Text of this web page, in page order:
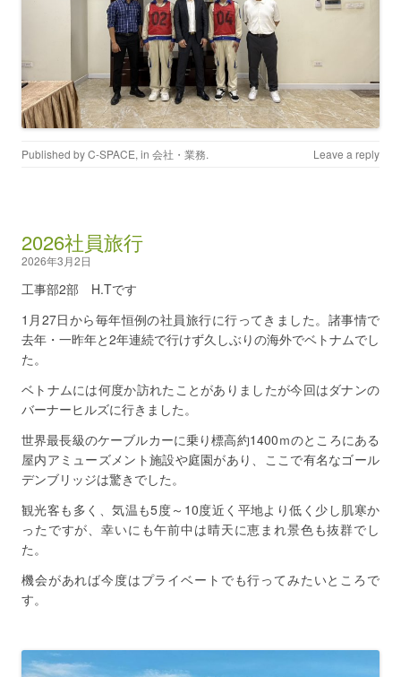
Published byC-SPACE, in 会社・業務. Leave a reply
2026社員旅行
2026年3月2日
工事部2部 H.Tです
1月27日から毎年恒例の社員旅行に行ってきました。諸事情で
去年・一昨年と2年連続で行けず久しぶりの海外でベトナムでし
た。
ベトナムには何度か訪れたことがありましたが今回はダナンの
バーナーヒルズに行きました。
世界最長級のケーブルカーに乗り標高約1400ｍのところにある
屋内アミューズメント施設や庭園があり、ここで有名なゴール
デンブリッジは驚きでした。
観光客も多く、気温も5度～10度近く平地より低く少し肌寒か
ったですが、幸いにも午前中は晴天に恵まれ景色も抜群でし
た。
機会があれば今度はプライベートでも行ってみたいところで
す。